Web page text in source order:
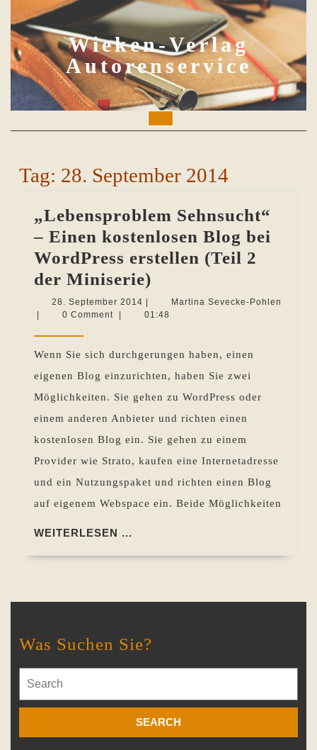
to
content
Wieken-Verlag
Autorenservice
Button
Tag: 28. September 2014
„Lebensproblem Sehnsucht“
– Einen kostenlosen Blog bei
WordPress erstellen (Teil 2
der Miniserie)
Sehnsucht“
–
kostenlosen
Blog
bei
WordPress
erstellen
(Teil
2
der
28. September 2014 28.
September
Martina Sevecke-Pohlen
Martina
Pohlen
0 Comment 01:48
Wenn Sie sich durchgerungen haben, einen
eigenen Blog einzurichten, haben Sie zwei
Möglichkeiten. Sie gehen zu WordPress oder
einem anderen Anbieter und richten einen
kostenlosen Blog ein. Sie gehen zu einem
Provider wie Strato, kaufen eine Internetadresse
und ein Nutzungspaket und richten einen Blog
auf eigenem Webspace ein. Beide Möglichkeiten
WEITERLESEN ...
Was Suchen Sie?
for: